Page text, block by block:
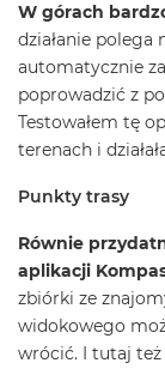
M
c
B
o
o
P
r
M
a
c
o
W górach
działanie polega
automatycznie
poprowadzić z
Testowałem tę
terenach i
Punkty trasy
Równie
aplikacji
zbiórki ze
widokowego
wrócić. I tutaj